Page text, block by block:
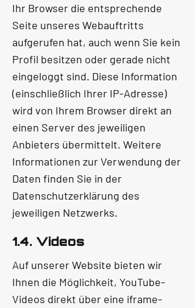
Ihr Browser die entsprechende
Seite unseres Webauftritts
aufgerufen hat, auch wenn Sie kein
Profil besitzen oder gerade nicht
eingeloggt sind. Diese Information
(einschließlich Ihrer IP-Adresse)
wird von Ihrem Browser direkt an
einen Server des jeweiligen
Anbieters übermittelt. Weitere
Informationen zur Verwendung der
Daten finden Sie in der
Datenschutzerklärung des
jeweiligen Netzwerks.
1.4. Videos
Auf unserer Website bieten wir
Ihnen die Möglichkeit, YouTube-
Videos direkt über eine iframe-